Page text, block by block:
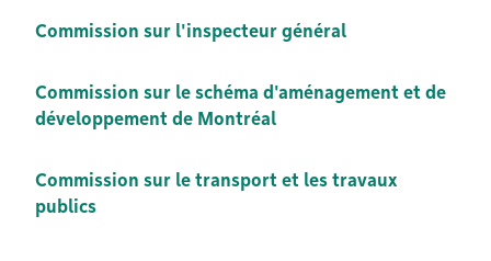
Commission sur l'inspecteur général
Commission sur le schéma d'aménagement et de
développement de Montréal
Commission sur le transport et les travaux
publics